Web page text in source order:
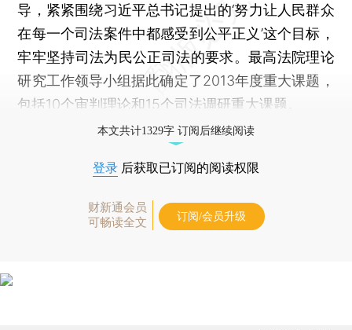
导，紧紧围绕习近平总书记提出的‘努力让人民群众
在每一个司法案件中都感受到公平正义’这个目标，
牢牢坚持司法为民公正司法的要求。最高法院理论
研究工作领导小组据此确定了2013年度重大课题，
包括10个审判理论和15个司法调研重大课题。
本文共计1329字 订阅后继续阅读
登录 后获取已订阅的阅读权限
财新通会员
可畅读全文
订阅/会员升级